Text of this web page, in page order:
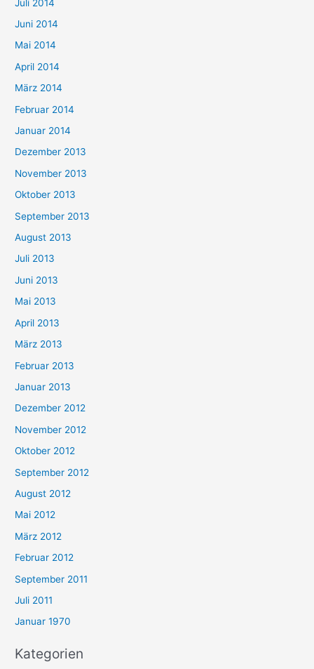
Juli 2014
Juni 2014
Mai 2014
April 2014
März 2014
Februar 2014
Januar 2014
Dezember 2013
November 2013
Oktober 2013
September 2013
August 2013
Juli 2013
Juni 2013
Mai 2013
April 2013
März 2013
Februar 2013
Januar 2013
Dezember 2012
November 2012
Oktober 2012
September 2012
August 2012
Mai 2012
März 2012
Februar 2012
September 2011
Juli 2011
Januar 1970
Kategorien